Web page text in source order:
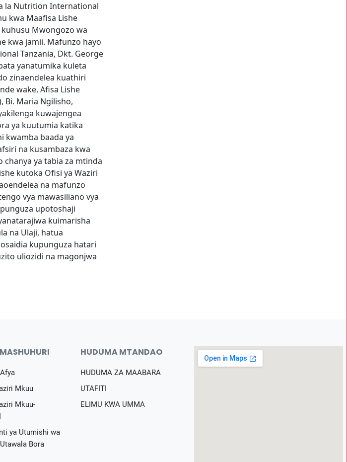
la Nutrition International
kwa Maafisa Lishe
Mwongozo wa
kwa jamii. Mafunzo hayo
Tanzania, Dkt. George
yanatumika kuleta
zinaendelea kuathiri
wake, Afisa Lishe
Bi. Maria Ngilisho,
kuwajengea
ya kuutumia katika
kwamba baada ya
na kusambaza kwa
ya tabia za mtinda
kutoka Ofisi ya Waziri
na mafunzo
vya mawasiliano vya
upotoshaji
kuimarisha
na Ulaji, hatua
kupunguza hatari
uliozidi na magonjwa
Mkuu
Mkuu-
ya Utumishi wa
Bora
HUDUMA MTANDAO
HUDUMA ZA MAABARA
UTAFITI
ELIMU KWA UMMA